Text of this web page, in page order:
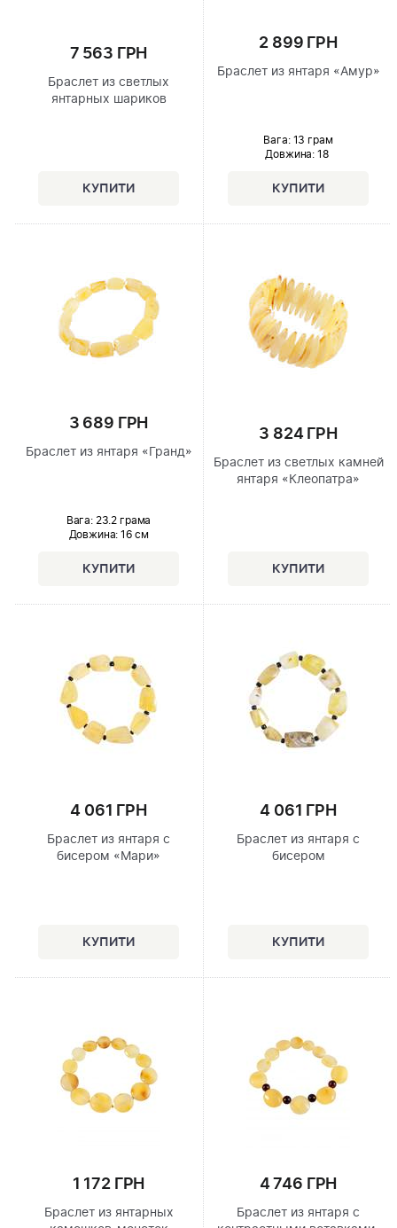
7 563 ГРН
Браслет из светлых
янтарных шариков
2 899 ГРН
Браслет из янтаря «Амур»
Вага: 13 грам
Довжина: 18
3 689 ГРН
Браслет из янтаря «Гранд»
Вага: 23.2 грама
Довжина: 16 см
3 824 ГРН
Браслет из светлых камней
янтаря «Клеопатра»
4 061 ГРН
Браслет из янтаря с
бисером «Мари»
4 061 ГРН
Браслет из янтаря с
бисером
1 172 ГРН
Браслет из янтарных
4 746 ГРН
Браслет из янтаря с